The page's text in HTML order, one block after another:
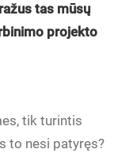
tas mūsų
projekto
tik turintis
to nesi patyręs?